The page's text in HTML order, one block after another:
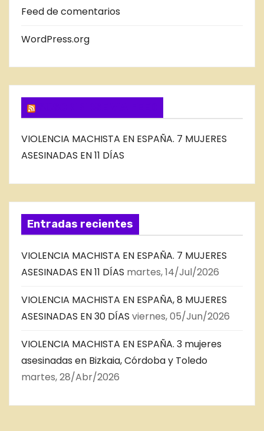
B
O
G
Feed de comentarios
WordPress.org
VIOLENCIA MACHISTA EN ESPAÑA. 7 MUJERES
ASESINADAS EN 11 DÍAS
Entradas recientes
VIOLENCIA MACHISTA EN ESPAÑA. 7 MUJERES
ASESINADAS EN 11 DÍAS martes, 14/Jul/2026
VIOLENCIA MACHISTA EN ESPAÑA, 8 MUJERES
ASESINADAS EN 30 DÍAS viernes, 05/Jun/2026
VIOLENCIA MACHISTA EN ESPAÑA. 3 mujeres
asesinadas en Bizkaia, Córdoba y Toledo
martes, 28/Abr/2026